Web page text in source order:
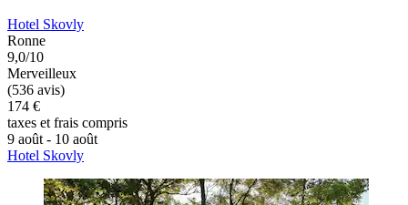
Hotel Skovly
Ronne
9,0/10
Merveilleux
(536 avis)
174 €
taxes et frais compris
9 août - 10 août
Hotel Skovly